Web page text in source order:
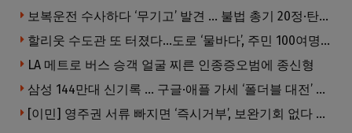
보복운전 수사하다 ‘무기고’ 발견 … 불법 총기 20정·탄약 2만 발 압수
할리웃 수도관 또 터졌다…도로 ‘물바다’, 주민 100여명 영향
LA 메트로 버스 승객 얼굴 찌른 인종증오범에 종신형
삼성 144만대 신기록 … 구글·애플 가세 ‘폴더블 대전’ 열린다
[이민] 영주권 서류 빠지면 ‘즉시거부’, 보완기회 없다 … 이민심사 8월부터 확 바뀐다